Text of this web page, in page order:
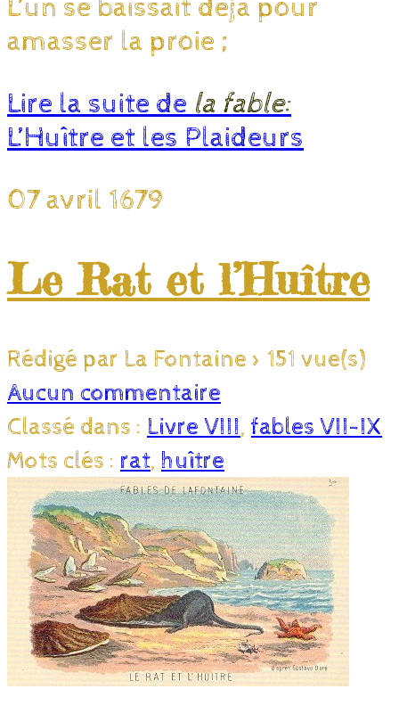
L’un se baissait déjà pour
amasser la proie ;
Lire la suite de la fable:
L’Huître et les Plaideurs
07 avril 1679
Le Rat et l’Huître
Rédigé par La Fontaine > 151 vue(s)
Aucun commentaire
Classé dans : Livre VIII, fables VII-IX
Mots clés : rat, huître